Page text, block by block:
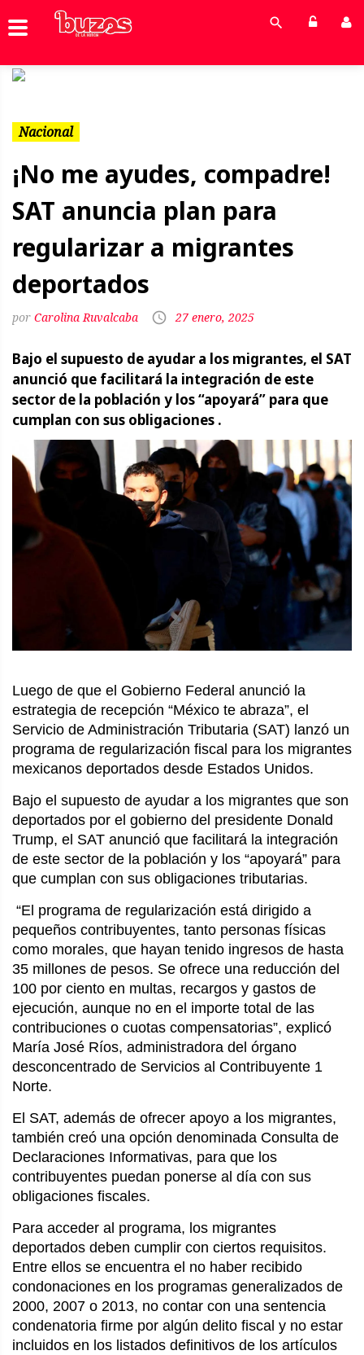
Nacional
¡No me ayudes, compadre!
SAT anuncia plan para
regularizar a migrantes
deportados
Carolina Ruvalcaba 27 enero, 2025
Bajo el supuesto de ayudar a los migrantes, el SAT
anunció que facilitará la integración de este
sector de la población y los “apoyará” para que
cumplan con sus obligaciones .
Luego de que el Gobierno Federal anunció la
estrategia de recepción “México te abraza”, el
Servicio de Administración Tributaria (SAT) lanzó un
programa de regularización fiscal para los migrantes
mexicanos deportados desde Estados Unidos.
Bajo el supuesto de ayudar a los migrantes que son
deportados por el gobierno del presidente Donald
Trump, el SAT anunció que facilitará la integración
de este sector de la población y los “apoyará” para
que cumplan con sus obligaciones tributarias.
“El programa de regularización está dirigido a
pequeños contribuyentes, tanto personas físicas
como morales, que hayan tenido ingresos de hasta
35 millones de pesos. Se ofrece una reducción del
100 por ciento en multas, recargos y gastos de
ejecución, aunque no en el importe total de las
contribuciones o cuotas compensatorias”, explicó
María José Ríos, administradora del órgano
desconcentrado de Servicios al Contribuyente 1
Norte.
El SAT, además de ofrecer apoyo a los migrantes,
también creó una opción denominada Consulta de
Declaraciones Informativas, para que los
contribuyentes puedan ponerse al día con sus
obligaciones fiscales.
Para acceder al programa, los migrantes
deportados deben cumplir con ciertos requisitos.
Entre ellos se encuentra el no haber recibido
condonaciones en los programas generalizados de
2000, 2007 o 2013, no contar con una sentencia
condenatoria firme por algún delito fiscal y no estar
incluidos en los listados definitivos de los artículos